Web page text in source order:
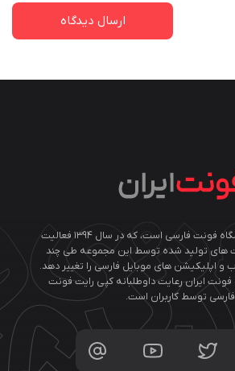
فونت ایران یک فروشگاه فونت فارسی است، که در سال ۱۳۹۴ فعالیت
های تولید شده توسط این مجموعه طی چند
اپلیکیشن های موبایل فارسی را تغییر دهد.
ایران رعایت داوطلبانه کپی رایت فونت
فارسی توسط کاربران است.